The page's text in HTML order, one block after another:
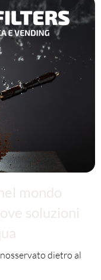
mondo
soluzioni
dietro al